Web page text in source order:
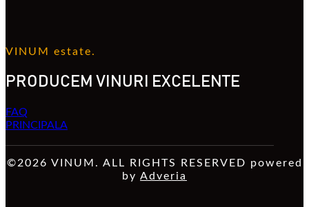
VINUM estate.
PRODUCEM VINURI EXCELENTE
FAQ
PRINCIPALA
©2026 VINUM. ALL RIGHTS RESERVED powered
by Adveria